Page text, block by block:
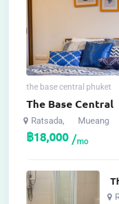
the base central phuket
The Base Central
Ratsada, Mueang
฿18,000 mo